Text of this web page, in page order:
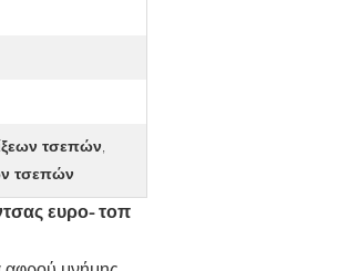
τσεπών,
τσεπών
ευρο- τοπ